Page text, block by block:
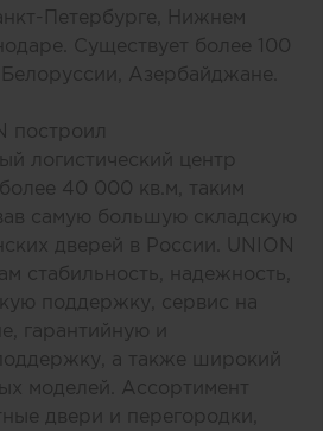
Петербурге, Нижнем
Существует более 100
Азербайджане.
построил
логистический центр
40 000 кв.м, таким
самую большую складскую
дверей в России. UNION
стабильность, надежность,
поддержку, сервис на
гарантийную и
а также широкий
моделей. Ассортимент
двери и перегородки,